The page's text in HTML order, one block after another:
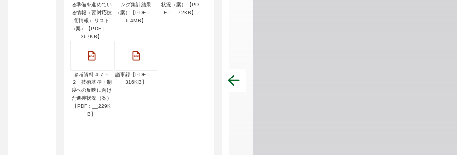
る準備を進めてい
る情報（要対応技
術情報）リスト
（案）【PDF：__
367KB】
ング集計結果
（案）【PDF：__
6.4MB】
状況（案）【PD
F：__72KB】
参考資料４７－
２ 技術基準・制
度への反映に向け
た進捗状況（案）
【PDF：__229K
B】
議事録【PDF：__
316KB】